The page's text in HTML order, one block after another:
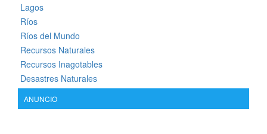
Lagos
Ríos
Ríos del Mundo
Recursos Naturales
Recursos Inagotables
Desastres Naturales
ANUNCIO